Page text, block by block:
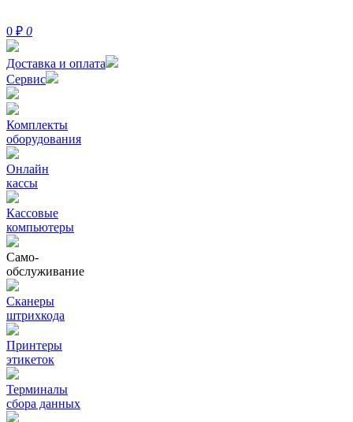
0 ₽ 0
Доставка и оплата
Сервис
Комплекты
оборудования
Онлайн
кассы
Кассовые
компьютеры
Само-
обслуживание
Сканеры
штрихкода
Принтеры
этикеток
Терминалы
сбора данных